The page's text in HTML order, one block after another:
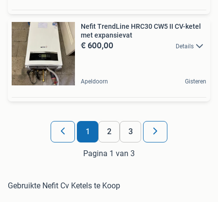
Nefit TrendLine HRC30 CW5 II CV-ketel
met expansievat
€ 600,00 Details
Apeldoorn Gisteren
1 2 3
Pagina 1 van 3
Gebruikte Nefit Cv Ketels te Koop